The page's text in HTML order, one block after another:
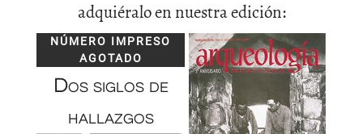
adquiéralo en nuestra edición:
NÚMERO IMPRESO
AGOTADO
Dos siglos de
hallazgos